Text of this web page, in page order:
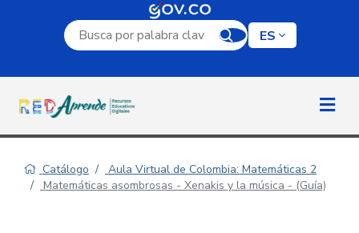
Campo de búsqueda por palabra clave
ES
Catálogo
Aula Virtual de Colombia: Matemáticas 2
Matemáticas asombrosas - Xenakis y la música - (Guía)